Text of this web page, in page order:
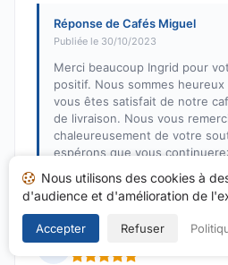
Réponse de Cafés Miguel
Publiée le 30/10/2023
Merci beaucoup Ingrid pour
positif. Nous sommes
vous êtes satisfait de notre
de livraison. Nous vous
chaleureusement de votre
espérons que vous
J
Jean-Michel B.
Nous utilisons des cookies à
d'audience et d'amélioration de
Accepter Refuser